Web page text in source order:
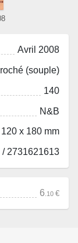
Avril 2008
(souple)
140
N&B
120 x 180 mm
2731621613
6 .10 €